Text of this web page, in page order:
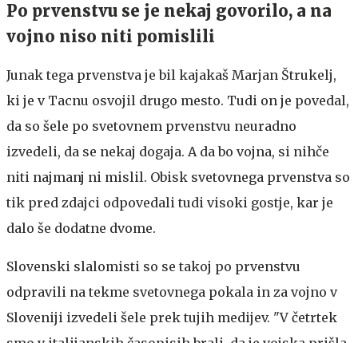
Po prvenstvu se je nekaj govorilo, a na
vojno niso niti pomislili
Junak tega prvenstva je bil kajakaš Marjan Štrukelj,
ki je v Tacnu osvojil drugo mesto. Tudi on je povedal,
da so šele po svetovnem prvenstvu neuradno
izvedeli, da se nekaj dogaja. A da bo vojna, si nihče
niti najmanj ni mislil. Obisk svetovnega prvenstva so
tik pred zdajci odpovedali tudi visoki gostje, kar je
dalo še dodatne dvome.
Slovenski slalomisti so se takoj po prvenstvu
odpravili na tekme svetovnega pokala in za vojno v
Sloveniji izvedeli šele prek tujih medijev. "V četrtek